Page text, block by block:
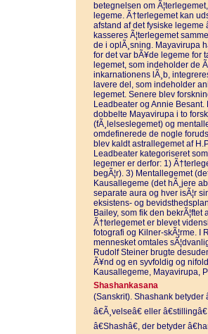
betegnelsen om
legeme. Ã†terlegemet kan
afstand af det fysiske legeme
kasseres Ã¦terlegemet
de i oplÃ¸sning. Mayavirupa
for det var bÃ¥de legeme for
legemet, som indeholder de
inkarnationens lÃ¸b,
lavere del, som indeholder
legemet. Senere blev
Leadbeater og Annie
dobbelte Mayavirupa i to
(fÃ¸lelseslegemet) og
omdefinerede de nogle
blev kaldt astrallegemet af
Leadbeater kategoriseret
legemer er derfor: 1)
begÃ¦r). 3) Mentallegemet
Kausallegeme (det hÃ¸jere
separate aura og hver isÃ¦r
eksistens- og
Bailey, som fik den
Ã†terlegemet er blevet
fotografi og Kilner-skÃ¦rme. I
mennesket omtales
Rudolf Steiner brugte
Ã¥nd og en syvfoldig og
Kausallegeme, Mayavirupa,
Shashankasana
(Sanskrit). Shashank betyder
â€Ã¸velseâ€ eller
â€Shashâ€, der betyder